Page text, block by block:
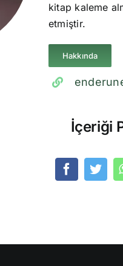
kitap kaleme
etmiştir.
Hakkında
İçeriği